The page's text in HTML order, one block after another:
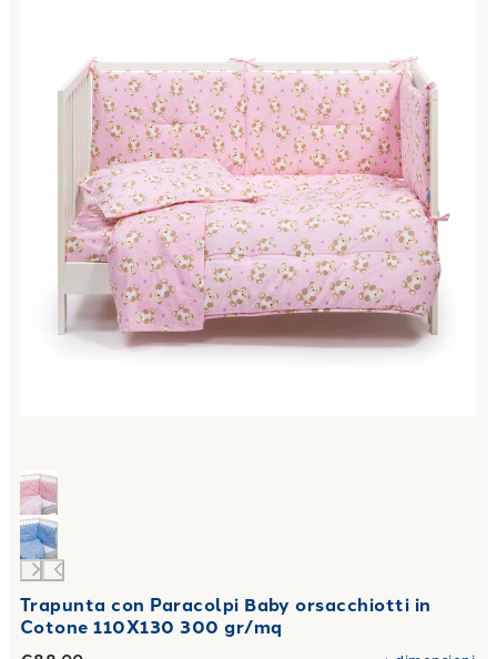
Trapunta con Paracolpi Baby orsacchiotti in
Cotone 110X130 300 gr/mq